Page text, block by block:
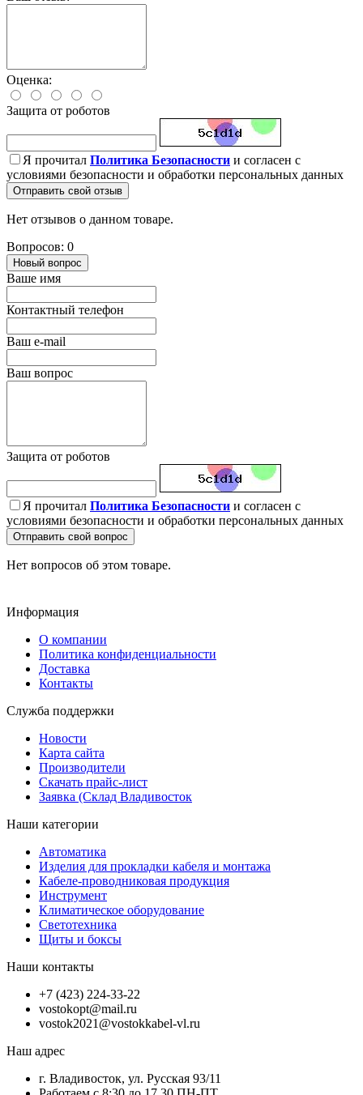
Оценка:
Защита от роботов
Я прочитал Политика Безопасности и согласен с
условиями безопасности и обработки персональных данных
Отправить свой отзыв
Нет отзывов о данном товаре.
Вопросов: 0
Новый вопрос
Ваше имя
Контактный телефон
Ваш e-mail
Ваш вопрос
Защита от роботов
Я прочитал Политика Безопасности и согласен с
условиями безопасности и обработки персональных данных
Отправить свой вопрос
Нет вопросов об этом товаре.
Информация
О компании
Политика конфиденциальности
Доставка
Контакты
Служба поддержки
Новости
Карта сайта
Производители
Скачать прайс-лист
Заявка (Склад Владивосток
Наши категории
Автоматика
Изделия для прокладки кабеля и монтажа
Кабеле-проводниковая продукция
Инструмент
Климатическое оборудование
Светотехника
Щиты и боксы
Наши контакты
+7 (423) 224-33-22
vostokopt@mail.ru
vostok2021@vostokkabel-vl.ru
Наш адрес
г. Владивосток, ул. Русская 93/11